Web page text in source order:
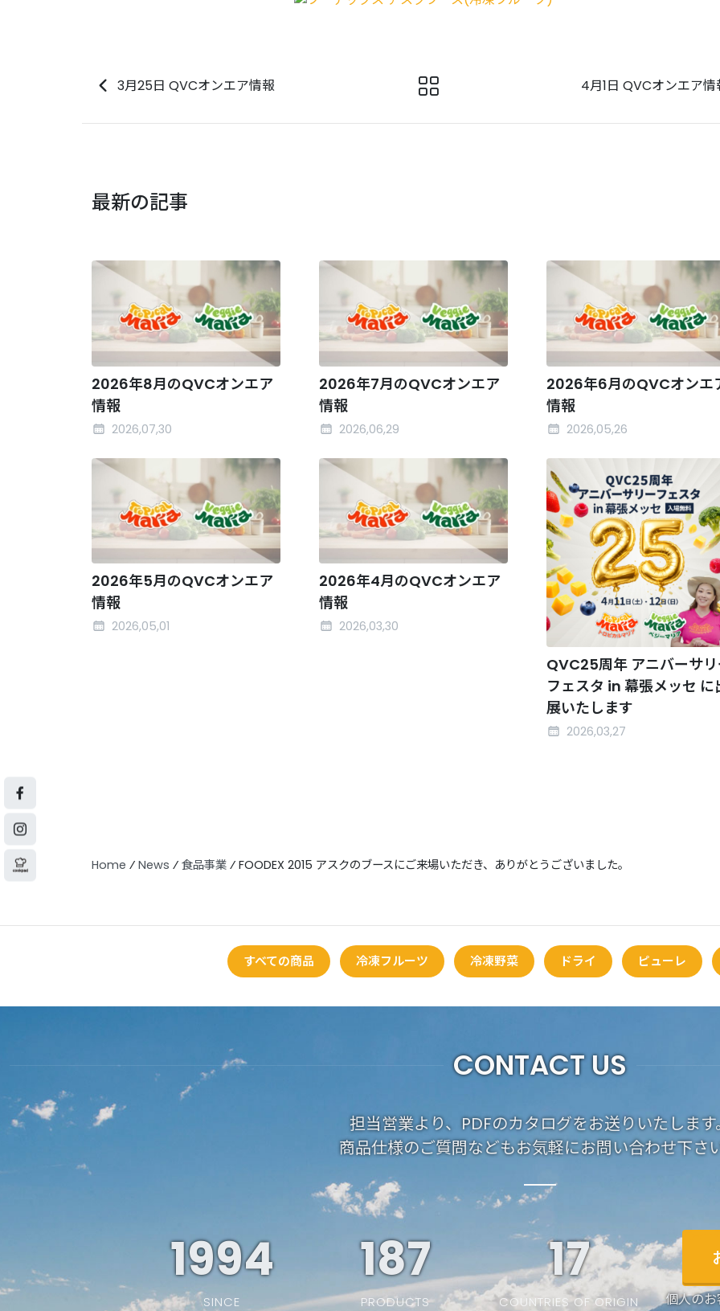
3月25日 QVCオンエア情報 4月1日 QVCオンエア情
最新の記事
2026年8月のQVCオンエア
情報
2026,07,30
2026年7月のQVCオンエア
情報
2026,06,29
2026年6月のQVCオンエ
情報
2026,05,26
2026年5月のQVCオンエア
情報
2026,05,01
2026年4月のQVCオンエア
情報
2026,03,30
QVC25周年 アニバーサ
フェスタ in 幕張メッセ に
展いたします
2026,03,27
Home ⁄ News ⁄ 食品事業 ⁄ FOODEX 2015 アスクのブースにご来場いただき、ありがとうございました。
すべての商品 冷凍フルーツ 冷凍野菜 ドライ ピューレ
CONTACT US
担当営業より、PDFのカタログをお送りいたします
商品仕様のご質問などもお気軽にお問い合わせ下さ
1994
SINCE
187
PRODUCTS
19
COUNTRIES OF ORIGIN 個人の